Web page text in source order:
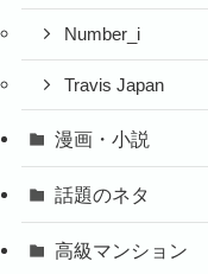
Number_i
Travis Japan
漫画・小説
話題のネタ
高級マンション